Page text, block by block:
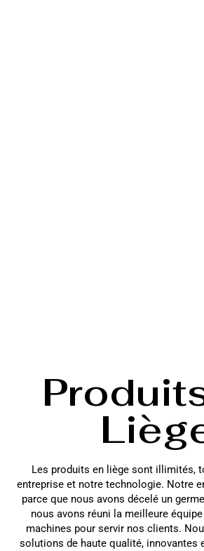
Les produits en liège sont illimités,
entreprise et notre technologie. Notre
parce que nous avons décelé un
nous avons réuni la meilleure
machines pour servir nos clients.
solutions de haute qualité, innovantes